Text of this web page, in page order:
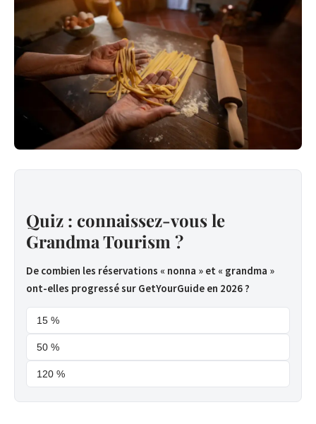
Quiz : connaissez-vous le
Grandma Tourism ?
De combien les réservations « nonna » et « grandma »
ont-elles progressé sur GetYourGuide en 2026 ?
15 %
50 %
120 %